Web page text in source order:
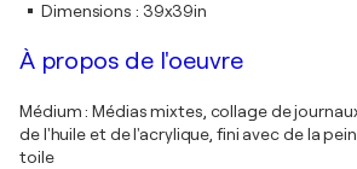
Dimensions : 39x39in
À propos de l'oeuvre
Médium : Médias mixtes, collage de
de l'huile et de l'acrylique, fini avec de la
toile